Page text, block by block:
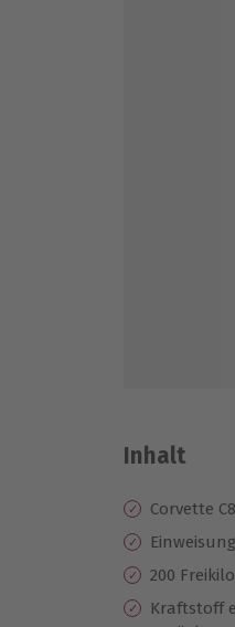
Inhalt
Corvette
200
Kraftstoff